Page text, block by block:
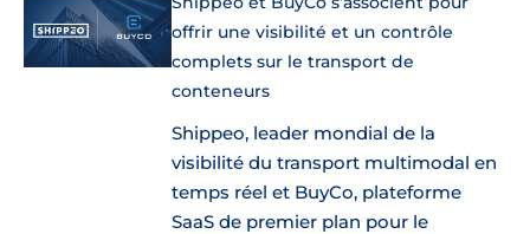
offrir une visibilité et un contrôle
complets sur le transport de
conteneurs
Shippeo, leader mondial de la
visibilité du transport multimodal en
temps réel et BuyCo, plateforme
SaaS de premier plan pour le